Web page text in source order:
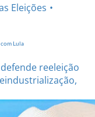
Eleições
Lula
reeleição